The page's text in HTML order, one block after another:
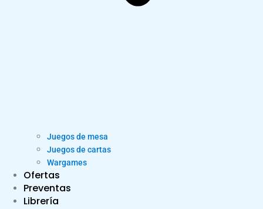
Juegos de mesa
Juegos de cartas
Wargames
Ofertas
Preventas
Librería